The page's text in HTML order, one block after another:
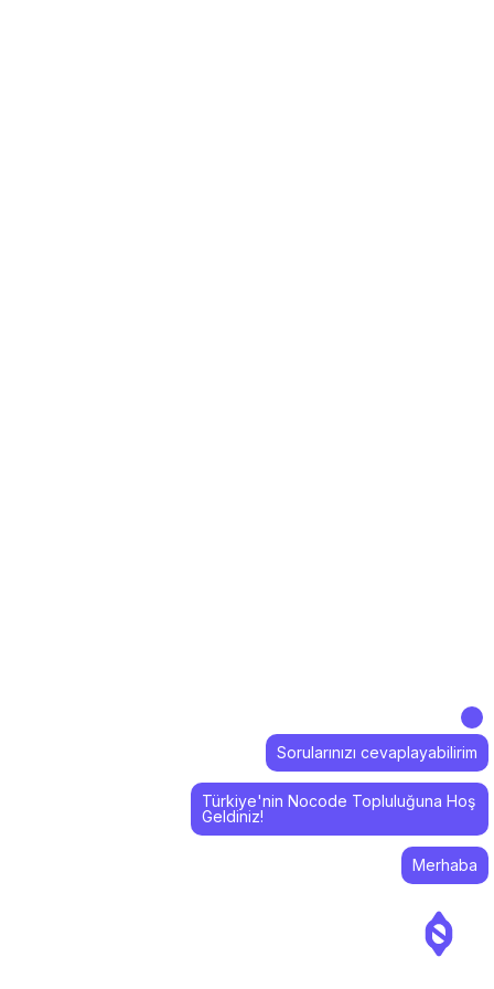
Merhaba
Türkiye'nin Nocode Topluluğuna Hoş
Geldiniz!
Sorularınızı cevaplayabilirim